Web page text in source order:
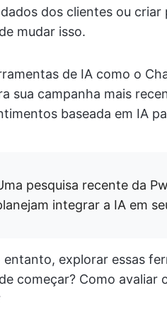
dos clientes ou
mudar isso.
de IA como o
sua campanha mais
baseada em IA
pesquisa recente da
integrar a IA em
entanto, explorar essas
começar? Como avaliar